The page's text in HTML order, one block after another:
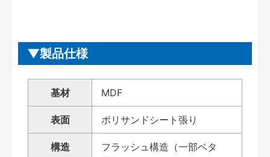
製品仕様
基材 MDF
表面 ポリサンドシート張り
構造
フラッシュ構造（一部ベタ